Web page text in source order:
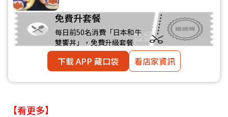
免費升套餐
每日前50名消費「日本和牛
雙饗丼」，免費升級套餐
下載 APP 藏口袋 看店家資訊
【看更多】